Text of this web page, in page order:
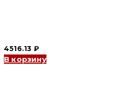
4516.13 ₽
В корзину